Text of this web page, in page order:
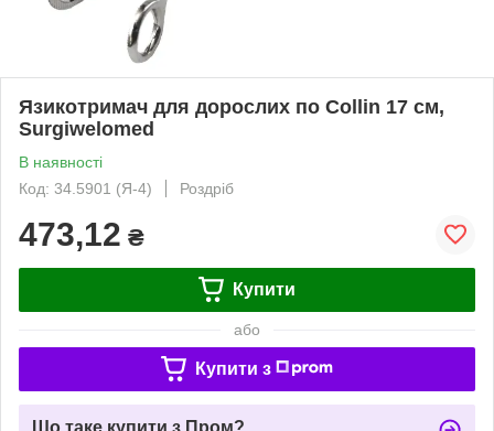
Язикотримач для дорослих по Collin 17 см,
Surgiwelomed
В наявності
Код: 34.5901 (Я-4)
Роздріб
473,12 ₴
Купити
або
Купити з
Що таке купити з Пром?